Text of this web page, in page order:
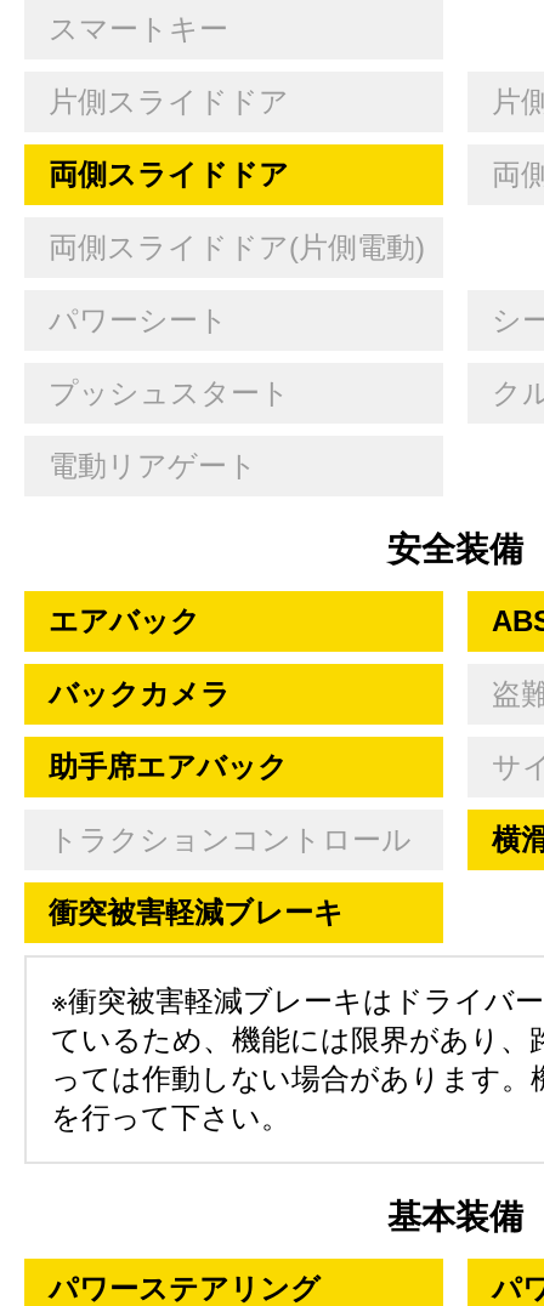
スマートキー
片側スライドドア 片
両側スライドドア 両
両側スライドドア(片側電動)
パワーシート シ
プッシュスタート ク
電動リアゲート
安全装備
エアバック
バックカメラ 盗
助手席エアバック サ
トラクションコントロール 横
衝突被害軽減ブレーキ
※衝突被害軽減ブレーキはドライバ
ているため、機能には限界があり、
っては作動しない場合があります。
を行って下さい。
基本装備
パワーステアリング パ